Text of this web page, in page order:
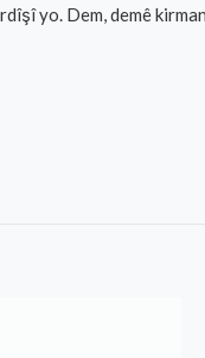
yo. Dem, demê